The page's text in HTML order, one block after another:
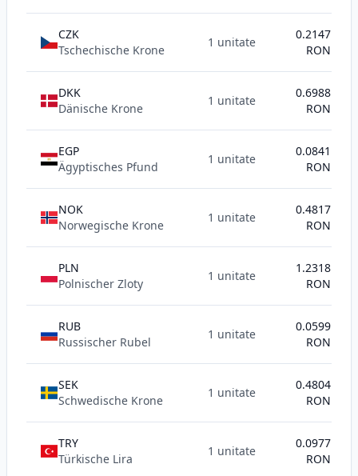
CZK
Tschechische Krone
1 unitate
0.2147
RON
DKK
Dänische Krone
1 unitate
0.6988
RON
EGP
Ägyptisches Pfund
1 unitate
0.0841
RON
NOK
Norwegische Krone
1 unitate
0.4817
RON
PLN
Polnischer Zloty
1 unitate
1.2318
RON
RUB
Russischer Rubel
1 unitate
0.0599
RON
SEK
Schwedische Krone
1 unitate
0.4804
RON
TRY
Türkische Lira
1 unitate
0.0977
RON